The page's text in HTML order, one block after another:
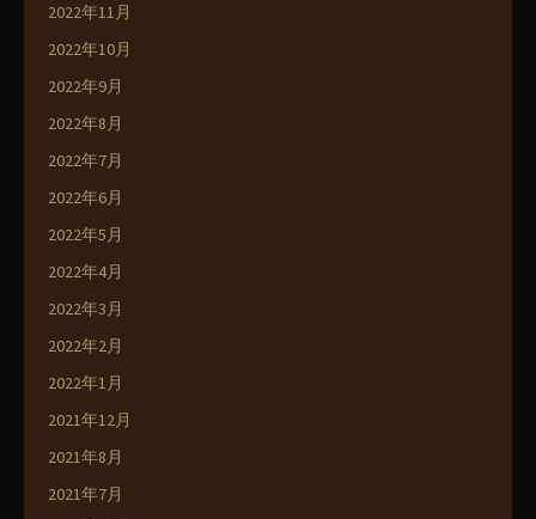
2022年11月
2022年10月
2022年9月
2022年8月
2022年7月
2022年6月
2022年5月
2022年4月
2022年3月
2022年2月
2022年1月
2021年12月
2021年8月
2021年7月